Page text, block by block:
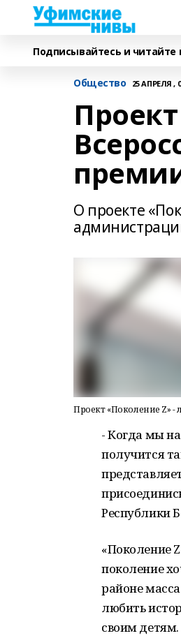
Подписывайтесь и читайте
Общество 25 АПРЕЛЯ ,
О проекте
Проект «Поколение Z» -
- Когда мы
получится
Республики
«Поколение
поколение
районе
любить
своим детям.